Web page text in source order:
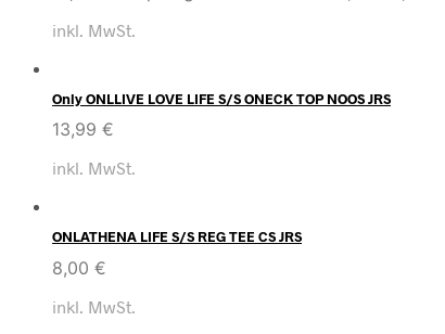
inkl. MwSt.
Only ONLLIVE LOVE LIFE S/S ONECK TOP NOOS JRS
13,99 €
inkl. MwSt.
ONLATHENA LIFE S/S REG TEE CS JRS
8,00 €
inkl. MwSt.